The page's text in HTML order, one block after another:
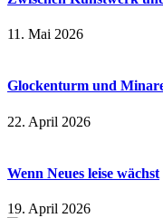
11. Mai 2026
Glockenturm und
22. April 2026
Wenn Neues leise wächst
19. April 2026